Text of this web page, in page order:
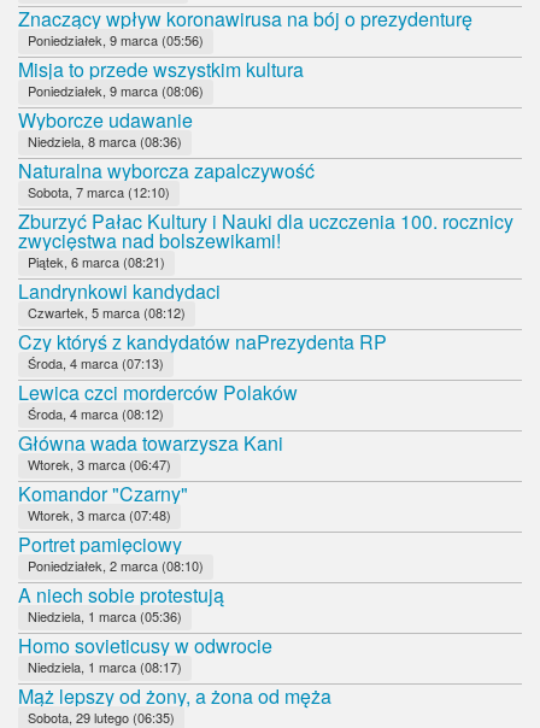
Znaczący wpływ koronawirusa na bój o prezydenturę
Poniedziałek, 9 marca (05:56)
Misja to przede wszystkim kultura
Poniedziałek, 9 marca (08:06)
Wyborcze udawanie
Niedziela, 8 marca (08:36)
Naturalna wyborcza zapalczywość
Sobota, 7 marca (12:10)
Zburzyć Pałac Kultury i Nauki dla uczczenia 100. rocznicy
zwycięstwa nad bolszewikami!
Piątek, 6 marca (08:21)
Landrynkowi kandydaci
Czwartek, 5 marca (08:12)
Czy któryś z kandydatów naPrezydenta RP
Środa, 4 marca (07:13)
Lewica czci morderców Polaków
Środa, 4 marca (08:12)
Główna wada towarzysza Kani
Wtorek, 3 marca (06:47)
Komandor "Czarny"
Wtorek, 3 marca (07:48)
Portret pamięciowy
Poniedziałek, 2 marca (08:10)
A niech sobie protestują
Niedziela, 1 marca (05:36)
Homo sovieticusy w odwrocie
Niedziela, 1 marca (08:17)
Mąż lepszy od żony, a żona od męża
Sobota, 29 lutego (06:35)